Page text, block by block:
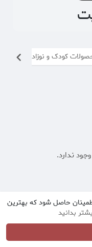
حاصل شود که بهترین
بدانید
کودک و نوزاد
ندارد.